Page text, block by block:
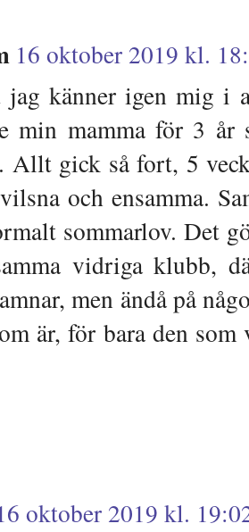
16 oktober 2019 kl.
jag känner igen mig i
min mamma för 3 år
Allt gick så fort, 5
och ensamma.
sommarlov. Det
vidriga klubb,
men ändå på
är, för bara den
oktober 2019 kl.